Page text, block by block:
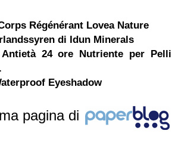
Régénérant Lovea Nature
di Idun Minerals
Antietà 24 ore Nutriente per Pelli
Eyeshadow
pagina di